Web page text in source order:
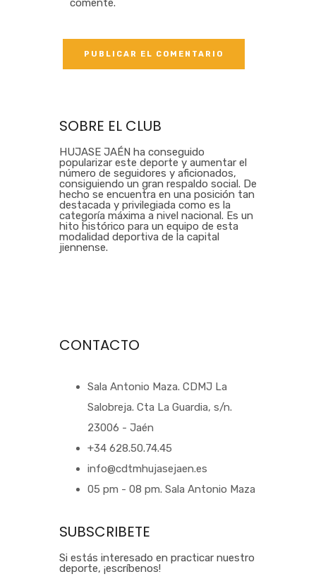
comente.
SOBRE EL CLUB
HUJASE JAÉN ha conseguido
popularizar este deporte y aumentar el
número de seguidores y aficionados,
consiguiendo un gran respaldo social. De
hecho se encuentra en una posición tan
destacada y privilegiada como es la
categoría máxima a nivel nacional. Es un
hito histórico para un equipo de esta
modalidad deportiva de la capital
jiennense.
CONTACTO
Sala Antonio Maza. CDMJ La
Salobreja. Cta La Guardia, s/n.
23006 - Jaén
+34 628.50.74.45
info@cdtmhujasejaen.es
05 pm - 08 pm. Sala Antonio Maza
SUBSCRIBETE
Si estás interesado en practicar nuestro
deporte, ¡escríbenos!